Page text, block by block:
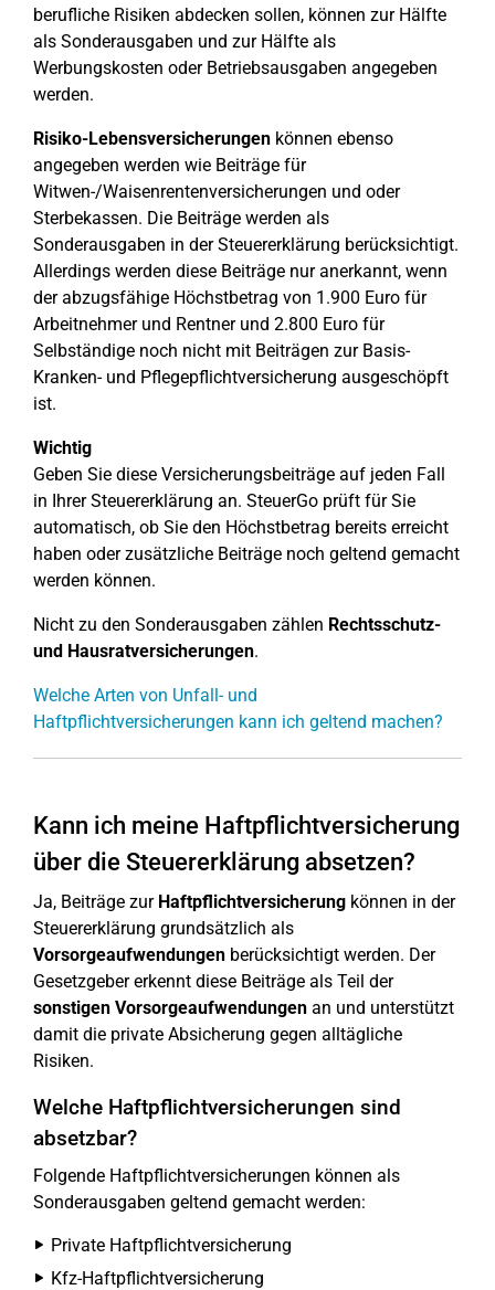
berufliche Risiken abdecken sollen, können zur Hälfte
als Sonderausgaben und zur Hälfte als
Werbungskosten oder Betriebsausgaben angegeben
werden.
Risiko-Lebensversicherungen können ebenso
angegeben werden wie Beiträge für
Witwen-/Waisenrentenversicherungen und oder
Sterbekassen. Die Beiträge werden als
Sonderausgaben in der Steuererklärung berücksichtigt.
Allerdings werden diese Beiträge nur anerkannt, wenn
der abzugsfähige Höchstbetrag von 1.900 Euro für
Arbeitnehmer und Rentner und 2.800 Euro für
Selbständige noch nicht mit Beiträgen zur Basis-
Kranken- und Pflegepflichtversicherung ausgeschöpft
ist.
Wichtig
Geben Sie diese Versicherungsbeiträge auf jeden Fall
in Ihrer Steuererklärung an. SteuerGo prüft für Sie
automatisch, ob Sie den Höchstbetrag bereits erreicht
haben oder zusätzliche Beiträge noch geltend gemacht
werden können.
Nicht zu den Sonderausgaben zählen Rechtsschutz-
und Hausratversicherungen.
Welche Arten von Unfall- und
Haftpflichtversicherungen kann ich geltend machen?
Kann ich meine Haftpflichtversicherung
über die Steuererklärung absetzen?
Ja, Beiträge zur Haftpflichtversicherung können in der
Steuererklärung grundsätzlich als
Vorsorgeaufwendungen berücksichtigt werden. Der
Gesetzgeber erkennt diese Beiträge als Teil der
sonstigen Vorsorgeaufwendungen an und unterstützt
damit die private Absicherung gegen alltägliche
Risiken.
Welche Haftpflichtversicherungen sind
absetzbar?
Folgende Haftpflichtversicherungen können als
Sonderausgaben geltend gemacht werden:
Private Haftpflichtversicherung
Kfz-Haftpflichtversicherung